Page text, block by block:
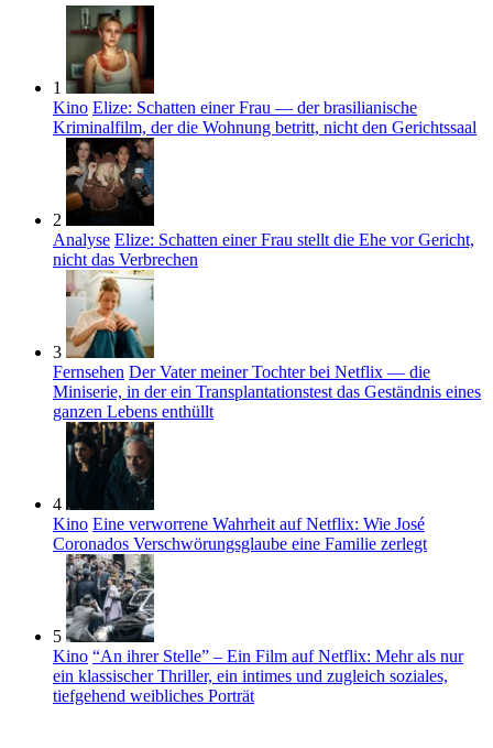
1
Kino Elize: Schatten einer Frau — der brasilianische
Kriminalfilm, der die Wohnung betritt, nicht den Gerichtssaal
2
Analyse Elize: Schatten einer Frau stellt die Ehe vor Gericht,
nicht das Verbrechen
3
Fernsehen Der Vater meiner Tochter bei Netflix — die
Miniserie, in der ein Transplantationstest das Geständnis eines
ganzen Lebens enthüllt
4
Kino Eine verworrene Wahrheit auf Netflix: Wie José
Coronados Verschwörungsglaube eine Familie zerlegt
5
Kino “An ihrer Stelle” – Ein Film auf Netflix: Mehr als nur
ein klassischer Thriller, ein intimes und zugleich soziales,
tiefgehend weibliches Porträt